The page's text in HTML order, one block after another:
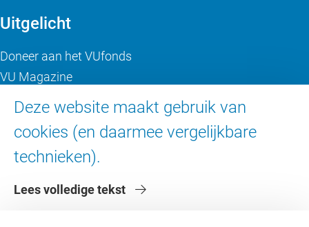
Deze website maakt gebruik van
cookies (en daarmee vergelijkbare
technieken).
Lees volledige tekst
Uitgelicht
Doneer aan het VUfonds
VU Magazine
Digitale toegankelijkheid
Over de VU
Contact en route